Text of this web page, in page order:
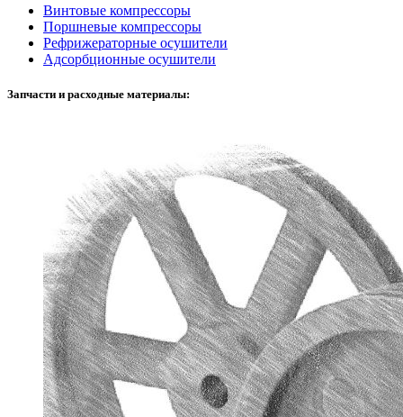
Винтовые компрессоры
Поршневые компрессоры
Рефрижераторные осушители
Адсорбционные осушители
Запчасти и расходные материалы: